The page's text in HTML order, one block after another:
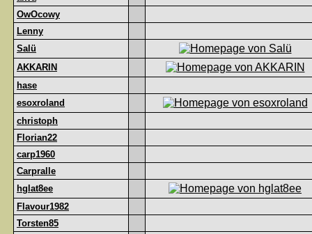
OwOcowy
Lenny
Salü
AKKARIN
hase
esoxroland
christoph
Florian22
carp1960
Carpralle
hglat8ee
Flavour1982
Torsten85